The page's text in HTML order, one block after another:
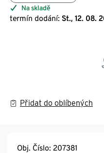
Na skladě
termín dodání: St., 12. 08.
Přidat do oblíbených
Obj. Číslo: 207381